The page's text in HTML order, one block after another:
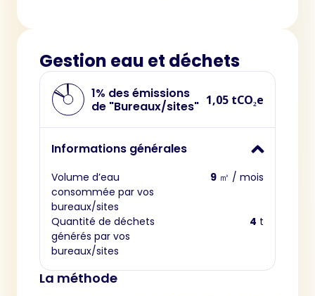
Gestion eau et déchets
1% des émissions
de "Bureaux/sites" 1,05 tCO₂e
Informations générales
Volume d’eau
consommée par vos
bureaux/sites
9 ㎥ / mois
Quantité de déchets
générés par vos
bureaux/sites
4 t
La méthode